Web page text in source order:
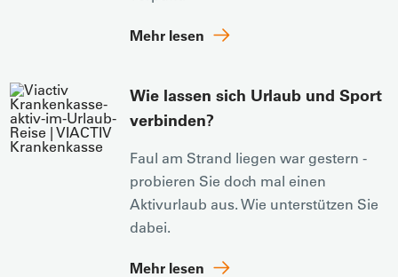
Mehr lesen
Wie lassen sich Urlaub und Sport
verbinden?
Faul am Strand liegen war gestern -
probieren Sie doch mal einen
Aktivurlaub aus. Wie unterstützen Sie
dabei.
Mehr lesen